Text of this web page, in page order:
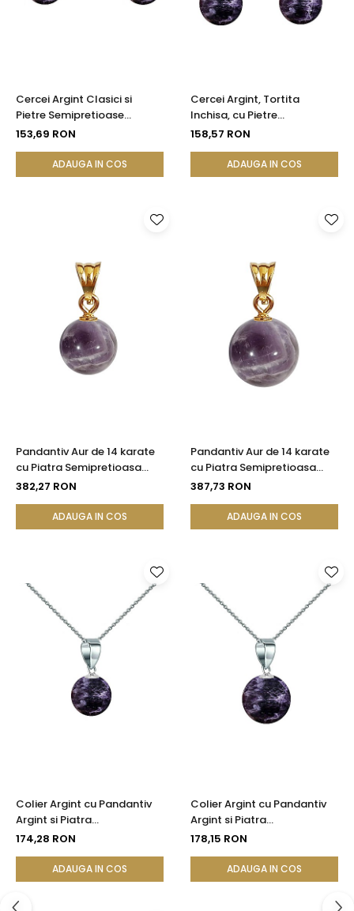
Cercei Argint Clasici si
Pietre Semipretioase
Naturale de Ametist de 8
153,69 RON
ADAUGA IN COS
Cercei Argint, Tortita
Inchisa, cu Pietre
Semipretioase Naturale de
158,57 RON
ADAUGA IN COS
Pandantiv Aur de 14 karate
cu Piatra Semipretioasa
Naturala de Ametist de 8
382,27 RON
ADAUGA IN COS
Pandantiv Aur de 14 karate
cu Piatra Semipretioasa
Naturala de Ametist de 10
387,73 RON
ADAUGA IN COS
Colier Argint cu Pandantiv
Argint si Piatra
Semipretioasa Naturala de
174,28 RON
ADAUGA IN COS
Colier Argint cu Pandantiv
Argint si Piatra
Semipretioasa Naturala de
178,15 RON
ADAUGA IN COS